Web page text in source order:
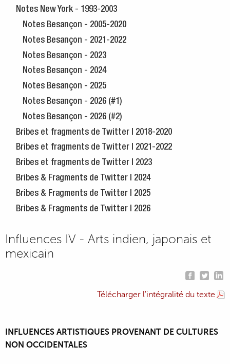
Notes New York - 1993-2003
Notes Besançon - 2005-2020
Notes Besançon - 2021-2022
Notes Besançon - 2023
Notes Besançon - 2024
Notes Besançon - 2025
Notes Besançon - 2026 (#1)
Notes Besançon - 2026 (#2)
Bribes et fragments de Twitter | 2018-2020
Bribes et fragments de Twitter | 2021-2022
Bribes et fragments de Twitter | 2023
Bribes & Fragments de Twitter | 2024
Bribes & Fragments de Twitter | 2025
Bribes & Fragments de Twitter | 2026
Influences IV - Arts indien, japonais et
mexicain
Télécharger l'intégralité du texte
INFLUENCES ARTISTIQUES PROVENANT DE CULTURES
NON OCCIDENTALES